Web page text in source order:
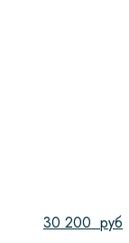
30 200 руб